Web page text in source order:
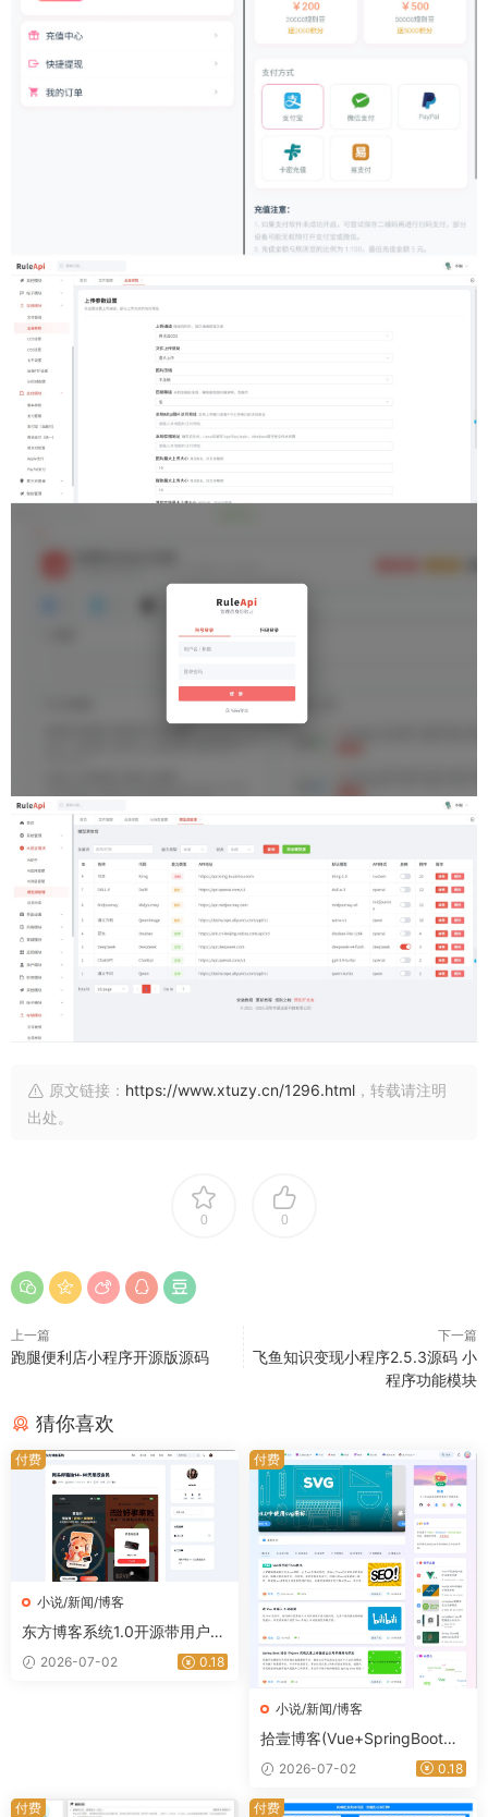
原文链接： https://www.xtuzy.cn/1296.html ，转载请注明
出处。
0 0
上一篇
跑腿便利店小程序开源版源码
下一篇
飞鱼知识变现小程序2.5.3源码 小
程序功能模块
猜你喜欢
小说/新闻/博客
东方博客系统1.0开源带用户系
统+微信插件采集插件
2026-07-02 0.18
付费
小说/新闻/博客
拾壹博客(Vue+SpringBoot前
后端分离博客系统)网站源码
2026-07-02 0.18
付费
付费 付费